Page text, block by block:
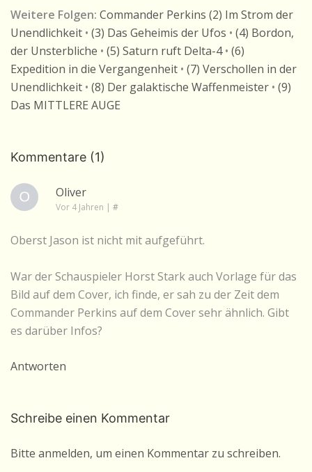
Weitere Folgen: Commander Perkins (2) Im Strom der
Unendlichkeit • (3) Das Geheimis der Ufos • (4) Bordon,
der Unsterbliche • (5) Saturn ruft Delta-4• (6)
Expedition in die Vergangenheit • (7) Verschollen in der
Unendlichkeit • (8) Der galaktische Waffenmeister • (9)
Das MITTLERE AUGE
Kommentare (1)
Oliver
Vor 4 Jahren | #
Oberst Jason ist nicht mit aufgeführt.
War der Schauspieler Horst Stark auch Vorlage für das
Bild auf dem Cover, ich finde, er sah zu der Zeit dem
Commander Perkins auf dem Cover sehr ähnlich. Gibt
es darüber Infos?
Antworten
Schreibe einen Kommentar
Bitte anmelden, um einen Kommentar zu schreiben.